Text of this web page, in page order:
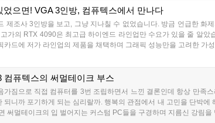
었으면! VGA 3인방, 컴퓨텍스에서 만나다
제조사 3인방을 보고, 그냥 지나칠 수 없었습니다. 방금 언급한
가의 RTX 4090은 최고급 하이엔드 라인업만 수요가 있을 줄 알
드에 저가 라인업의 제품을 채택하며 그래픽 성능만을 고려한 가
컴퓨텍스의 써멀테이크 부스
가짐으로 직접 컴퓨터를 3번 조립하면서 느낀 결론인데 항상 만족
되니까 포기하게 되는 심리랄까. 행복의 관점에서 내 고민을 단박
써멀테이크의 입 벌어지는 커스텀 PC들을 구경하며 지름신 강림을